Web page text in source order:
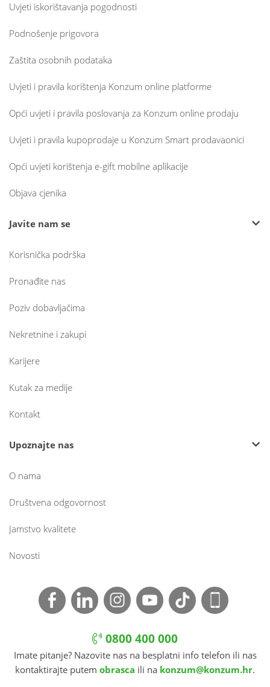
Uvjeti iskorištavanja pogodnosti
Podnošenje prigovora
Zaštita osobnih podataka
Uvjeti i pravila korištenja Konzum online platforme
Opći uvjeti i pravila poslovanja za Konzum online prodaju
Uvjeti i pravila kupoprodaje u Konzum Smart prodavaonici
Opći uvjeti korištenja e-gift mobilne aplikacije
Objava cjenika
Javite nam se
Korisnička podrška
Pronađite nas
Poziv dobavljačima
Nekretnine i zakupi
Karijere
Kutak za medije
Kontakt
Upoznajte nas
O nama
Društvena odgovornost
Jamstvo kvalitete
Novosti
0800 400 000
Imate pitanje? Nazovite nas na besplatni info telefon ili nas
kontaktirajte putem obrasca ili na konzum@konzum.hr.